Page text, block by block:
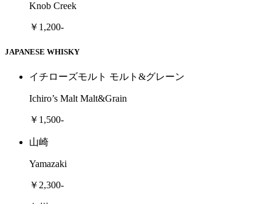
Knob Creek
￥1,200-
JAPANESE WHISKY
イチローズモルト モルト&グレーン
Ichiro’s Malt Malt&Grain
￥1,500-
山崎
Yamazaki
￥2,300-